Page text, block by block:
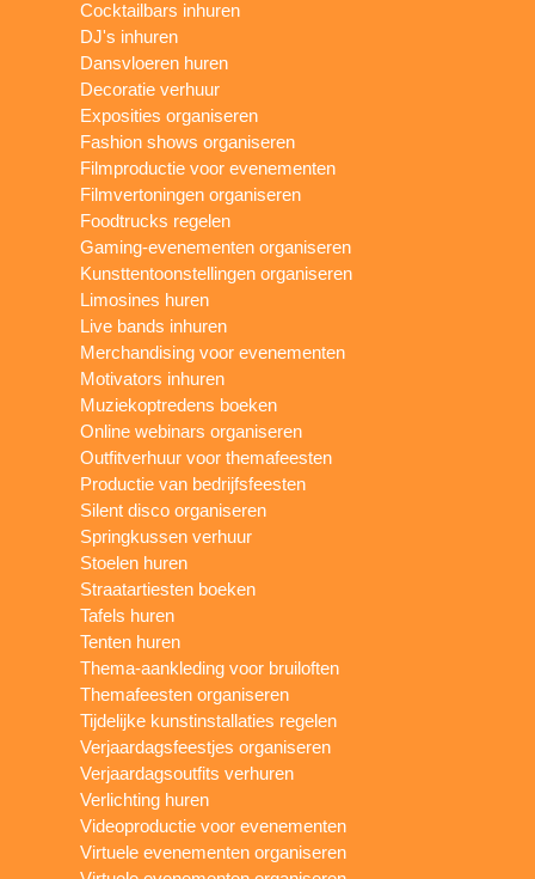
Cocktailbars inhuren
DJ's inhuren
Dansvloeren huren
Decoratie verhuur
Exposities organiseren
Fashion shows organiseren
Filmproductie voor evenementen
Filmvertoningen organiseren
Foodtrucks regelen
Gaming-evenementen organiseren
Kunsttentoonstellingen organiseren
Limosines huren
Live bands inhuren
Merchandising voor evenementen
Motivators inhuren
Muziekoptredens boeken
Online webinars organiseren
Outfitverhuur voor themafeesten
Productie van bedrijfsfeesten
Silent disco organiseren
Springkussen verhuur
Stoelen huren
Straatartiesten boeken
Tafels huren
Tenten huren
Thema-aankleding voor bruiloften
Themafeesten organiseren
Tijdelijke kunstinstallaties regelen
Verjaardagsfeestjes organiseren
Verjaardagsoutfits verhuren
Verlichting huren
Videoproductie voor evenementen
Virtuele evenementen organiseren